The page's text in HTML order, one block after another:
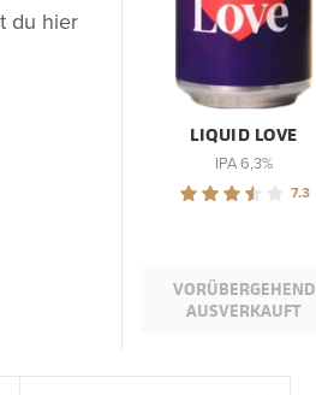
du hier
LIQUID LOVE
IPA 6,3%
7.3
VORÜBERGEHEND
AUSVERKAUFT